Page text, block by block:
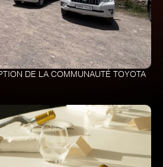
DE LA COMMUNAUTÉ TOYOTA